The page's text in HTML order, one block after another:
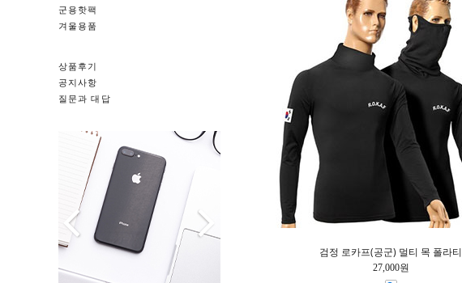
군용핫팩
겨울용품
상품후기
공지사항
질문과 대답
검정 로카프(공군) 멀티 목 폴라티
27,000원